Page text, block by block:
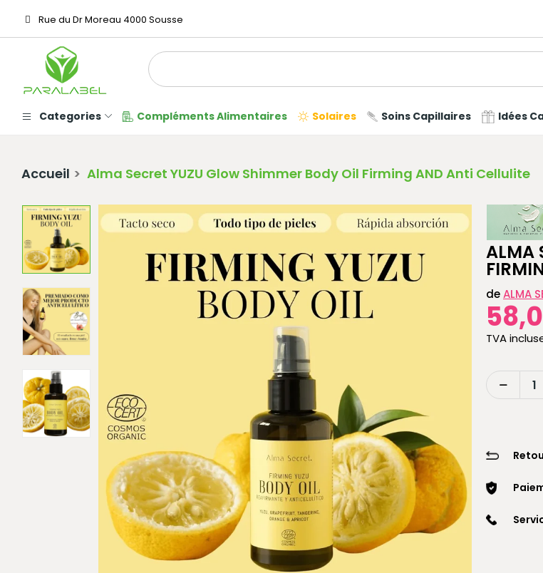
Rue du Dr Moreau 4000 Sousse
Categories Compléments Alimentaires Solaires Soins Capillaires Idées
Accueil Alma Secret YUZU Glow Shimmer Body Oil Firming AND Anti Cellulite
ALMA
deALMA
TVA